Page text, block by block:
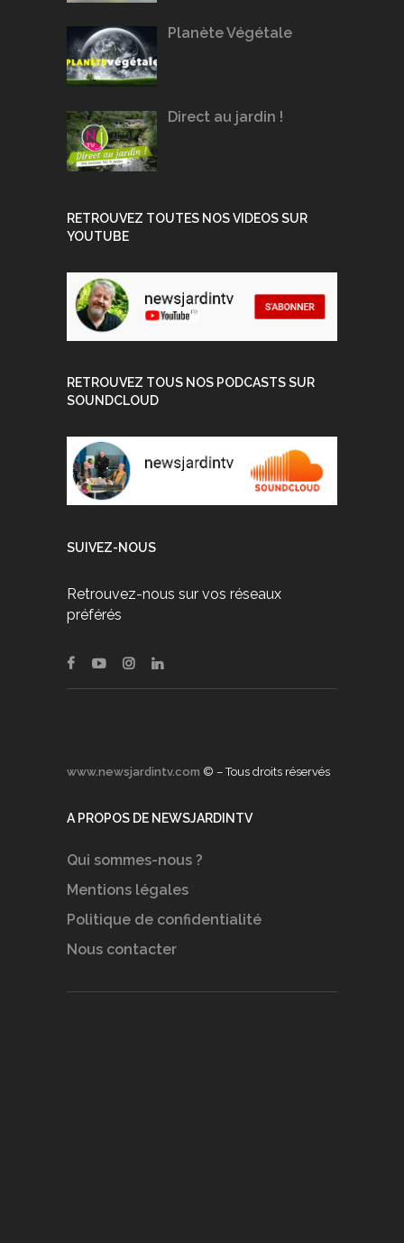
Planète Végétale
Direct au jardin !
RETROUVEZ TOUTES NOS VIDEOS SUR
YOUTUBE
RETROUVEZ TOUS NOS PODCASTS SUR
SOUNDCLOUD
SUIVEZ-NOUS
Retrouvez-nous sur vos réseaux
préférés
www.newsjardintv.com © – Tous droits réservés
A PROPOS DE NEWSJARDINTV
Qui sommes-nous ?
Mentions légales
Politique de confidentialité
Nous contacter